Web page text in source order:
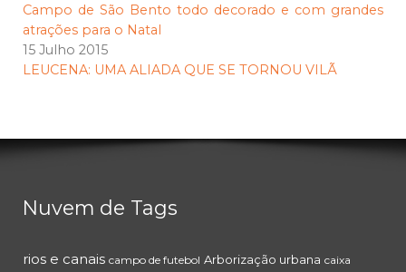
Campo de São Bento todo decorado e com grandes
atrações para o Natal
15 Julho 2015
LEUCENA: UMA ALIADA QUE SE TORNOU VILÃ
Nuvem de Tags
rios e canais campo de futebol Arborização urbana caixa